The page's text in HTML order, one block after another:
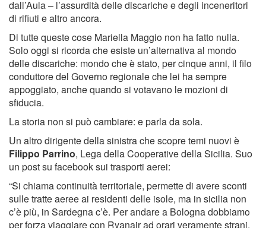
dall’Aula – l’assurdità delle discariche e degli inceneritori
di rifiuti e altro ancora.
Di tutte queste cose Mariella Maggio non ha fatto nulla.
Solo oggi si ricorda che esiste un’alternativa al mondo
delle discariche: mondo che è stato, per cinque anni, il filo
conduttore del Governo regionale che lei ha sempre
appoggiato, anche quando si votavano le mozioni di
sfiducia.
La storia non si può cambiare: e parla da sola.
Un altro dirigente della sinistra che scopre temi nuovi è
Filippo Parrino, Lega della Cooperative della Sicilia. Suo
un post su facebook sui trasporti aerei:
“Si chiama continuità territoriale, permette di avere sconti
sulle tratte aeree ai residenti delle isole, ma in sicilia non
c’è più, in Sardegna c’è. Per andare a Bologna dobbiamo
per forza viaggiare con Ryanair ad orari veramente strani,